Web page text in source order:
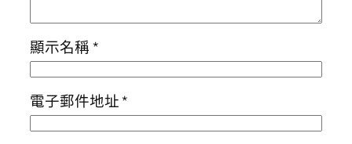
顯示名稱*
電子郵件地址*